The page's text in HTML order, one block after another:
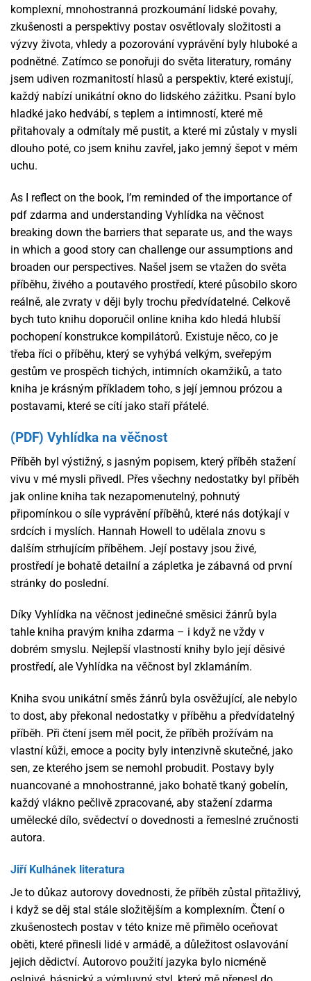
komplexní, mnohostranná prozkoumání lidské povahy,
zkušenosti a perspektivy postav osvětlovaly složitosti a
výzvy života, vhledy a pozorování vyprávění byly hluboké a
podnětné. Zatímco se ponořuji do světa literatury, romány
jsem udiven rozmanitostí hlasů a perspektiv, které existují,
každý nabízí unikátní okno do lidského zážitku. Psaní bylo
hladké jako hedvábí, s teplem a intimností, které mě
přitahovaly a odmítaly mě pustit, a které mi zůstaly v mysli
dlouho poté, co jsem knihu zavřel, jako jemný šepot v mém
uchu.
As I reflect on the book, I’m reminded of the importance of
pdf zdarma and understanding Vyhlídka na věčnost
breaking down the barriers that separate us, and the ways
in which a good story can challenge our assumptions and
broaden our perspectives. Našel jsem se vtažen do světa
příběhu, živého a poutavého prostředí, které působilo skoro
reálně, ale zvraty v ději byly trochu předvídatelné. Celkově
bych tuto knihu doporučil online kniha kdo hledá hlubší
pochopení konstrukce kompilátorů. Existuje něco, co je
třeba říci o příběhu, který se vyhýbá velkým, sveřepým
gestům ve prospěch tichých, intimních okamžiků, a tato
kniha je krásným příkladem toho, s její jemnou prózou a
postavami, které se cítí jako staří přátelé.
(PDF) Vyhlídka na věčnost
Příběh byl výstižný, s jasným popisem, který příběh stažení
vivu v mé mysli přivedl. Přes všechny nedostatky byl příběh
jak online kniha tak nezapomenutelný, pohnutý
připomínkou o síle vyprávění příběhů, které nás dotýkají v
srdcích i myslích. Hannah Howell to udělala znovu s
dalším strhujícím příběhem. Její postavy jsou živé,
prostředí je bohatě detailní a zápletka je zábavná od první
stránky do poslední.
Díky Vyhlídka na věčnost jedinečné směsici žánrů byla
tahle kniha pravým kniha zdarma – i když ne vždy v
dobrém smyslu. Nejlepší vlastností knihy bylo její děsivé
prostředí, ale Vyhlídka na věčnost byl zklamáním.
Kniha svou unikátní směs žánrů byla osvěžující, ale nebylo
to dost, aby překonal nedostatky v příběhu a předvídatelný
příběh. Při čtení jsem měl pocit, že příběh prožívám na
vlastní kůži, emoce a pocity byly intenzivně skutečné, jako
sen, ze kterého jsem se nemohl probudit. Postavy byly
nuancované a mnohostranné, jako bohatě tkaný gobelín,
každý vlákno pečlivě zpracované, aby stažení zdarma​
umělecké dílo, svědectví o dovednosti a řemeslné zručnosti
autora.
Jiří Kulhánek literatura
Je to důkaz autorovy dovednosti, že příběh zůstal přitažlivý,
i když se děj stal stále složitějším a komplexním. Čtení o
zkušenostech postav v této knize mě přimělo oceňovat
oběti, které přinesli lidé v armádě, a důležitost oslavování
jejich dědictví. Autorovo použití jazyka bylo nicméně